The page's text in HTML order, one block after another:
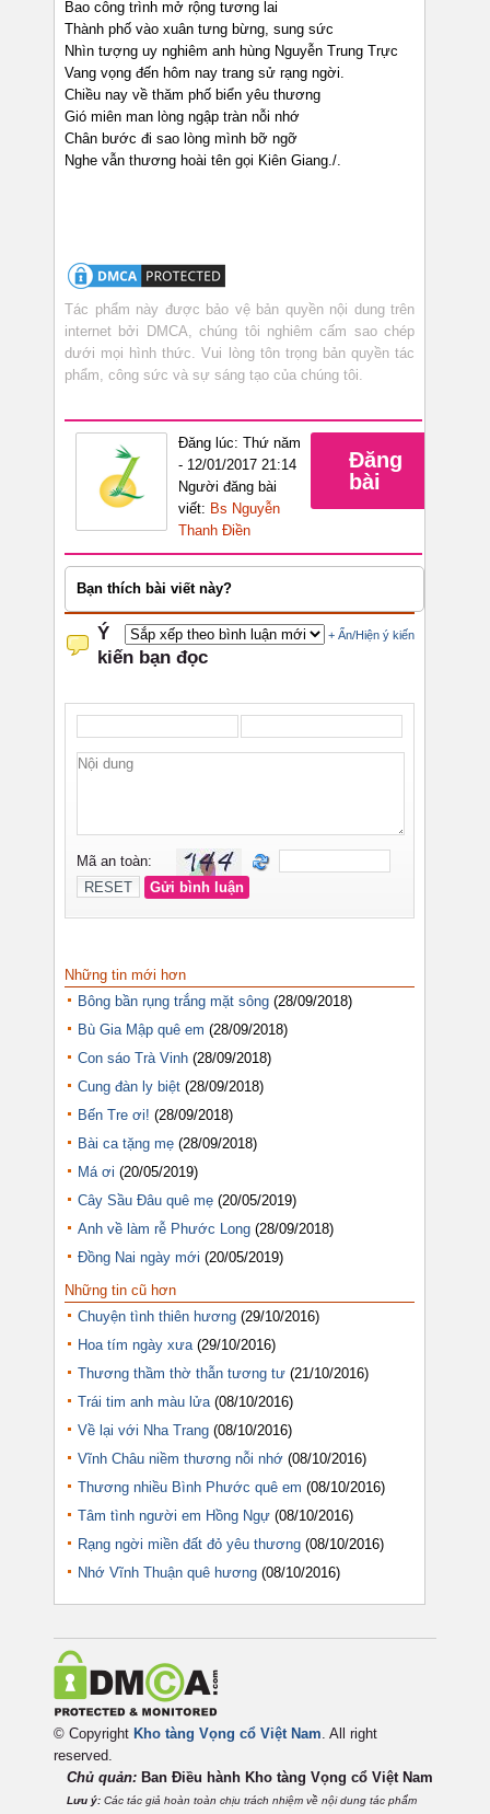
Bao công trình mở rộng tương lai
Thành phố vào xuân tưng bừng, sung sức
Nhìn tượng uy nghiêm anh hùng Nguyễn Trung Trực
Vang vọng đến hôm nay trang sử rạng ngời.
Chiều nay về thăm phố biển yêu thương
Gió miên man lòng ngập tràn nỗi nhớ
Chân bước đi sao lòng mình bỡ ngỡ
Nghe vẫn thương hoài tên gọi Kiên Giang./.
Tác phẩm này được bảo vệ bản quyền nội dung trên
internet bởi DMCA, chúng tôi nghiêm cấm sao chép
dưới mọi hình thức. Vui lòng tôn trọng bản quyền tác
phẩm, công sức và sự sáng tạo của chúng tôi.
Đăng lúc: Thứ năm
- 12/01/2017 21:14
Người đăng bài
viết: Bs Nguyễn
Thanh Điền
Đăng
bài
Bạn thích bài viết này?
Những tin mới hơn
Bông bần rụng trắng mặt sông (28/09/2018)
Bù Gia Mập quê em (28/09/2018)
Con sáo Trà Vinh (28/09/2018)
Cung đàn ly biệt (28/09/2018)
Bến Tre ơi! (28/09/2018)
Bài ca tặng mẹ (28/09/2018)
Má ơi (20/05/2019)
Cây Sầu Đâu quê mẹ (20/05/2019)
Anh về làm rễ Phước Long (28/09/2018)
Đồng Nai ngày mới (20/05/2019)
Những tin cũ hơn
Chuyện tình thiên hương (29/10/2016)
Hoa tím ngày xưa (29/10/2016)
Thương thầm thờ thẫn tương tư (21/10/2016)
Trái tim anh màu lửa (08/10/2016)
Về lại với Nha Trang (08/10/2016)
Vĩnh Châu niềm thương nỗi nhớ (08/10/2016)
Thương nhiều Bình Phước quê em (08/10/2016)
Tâm tình người em Hồng Ngự (08/10/2016)
Rạng ngời miền đất đỏ yêu thương (08/10/2016)
Nhớ Vĩnh Thuận quê hương (08/10/2016)
© Copyright Kho tàng Vọng cổ Việt Nam. All right
reserved.
Chủ quản: Ban Điều hành Kho tàng Vọng cổ Việt Nam
Lưu ý: Các tác giả hoàn toàn chịu trách nhiệm về nội dung tác phẩm